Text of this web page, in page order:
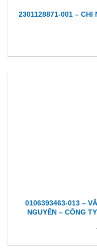
2301128871-001 – CHI
0106393463-013 –
NGUYÊN – CÔNG